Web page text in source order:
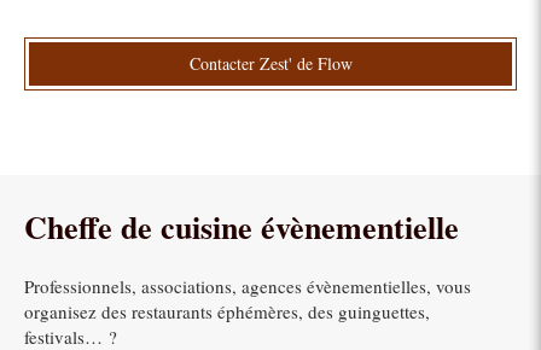
Contacter Zest' de Flow
Cheffe de cuisine évènementielle
Professionnels, associations, agences évènementielles, vous
organisez des restaurants éphémères, des guinguettes,
festivals… ?